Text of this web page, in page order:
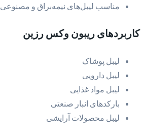
مناسب لیبل‌های نیمه‌براق و مصنوعی
کاربردهای ریبون وکس رزین
لیبل پوشاک
لیبل دارویی
لیبل مواد غذایی
بارکدهای انبار صنعتی
لیبل محصولات آرایشی